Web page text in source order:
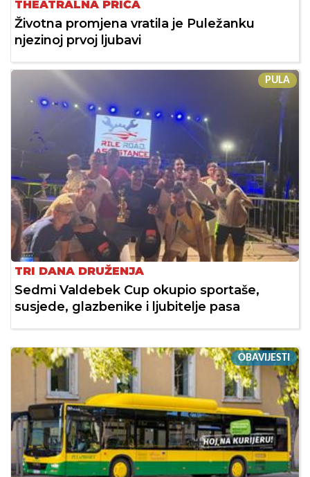
THEATRALNA PRIČA
Životna promjena vratila je Puležanku
njezinoj prvoj ljubavi
PULA
TRI DANA DRUŽENJA
Sedmi Valdebek Cup okupio sportaše,
susjede, glazbenike i ljubitelje pasa
OBAVIJESTI